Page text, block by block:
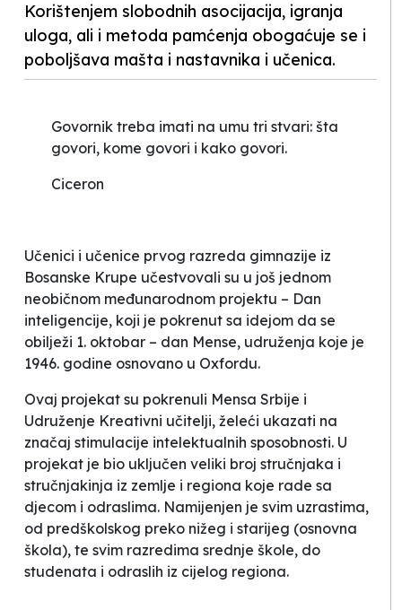
Korištenjem slobodnih asocijacija, igranja
uloga, ali i metoda pamćenja obogaćuje se i
poboljšava mašta i nastavnika i učenica.
Govornik treba imati na umu tri stvari: šta
govori, kome govori i kako govori.
Ciceron
Učenici i učenice prvog razreda gimnazije iz
Bosanske Krupe učestvovali su u još jednom
neobičnom međunarodnom projektu – Dan
inteligencije, koji je pokrenut sa idejom da se
obilježi 1. oktobar – dan Mense, udruženja koje je
1946. godine osnovano u Oxfordu.
Ovaj projekat su pokrenuli Mensa Srbije i
Udruženje Kreativni učitelji, želeći ukazati na
značaj stimulacije intelektualnih sposobnosti. U
projekat je bio uključen veliki broj stručnjaka i
stručnjakinja iz zemlje i regiona koje rade sa
djecom i odraslima. Namijenjen je svim uzrastima,
od predškolskog preko nižeg i starijeg (osnovna
škola), te svim razredima srednje škole, do
studenata i odraslih iz cijelog regiona.